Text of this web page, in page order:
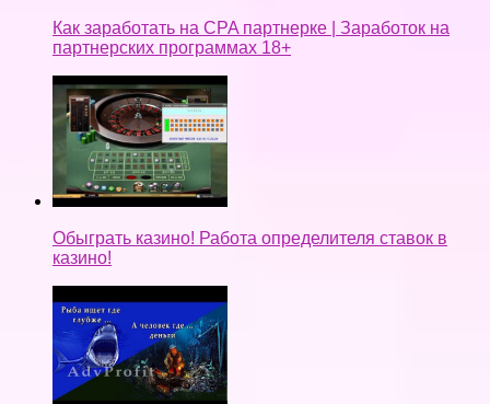
Как заработать на CPA партнерке | Заработок на
партнерских программах 18+
Обыграть казино! Работа определителя ставок в
казино!